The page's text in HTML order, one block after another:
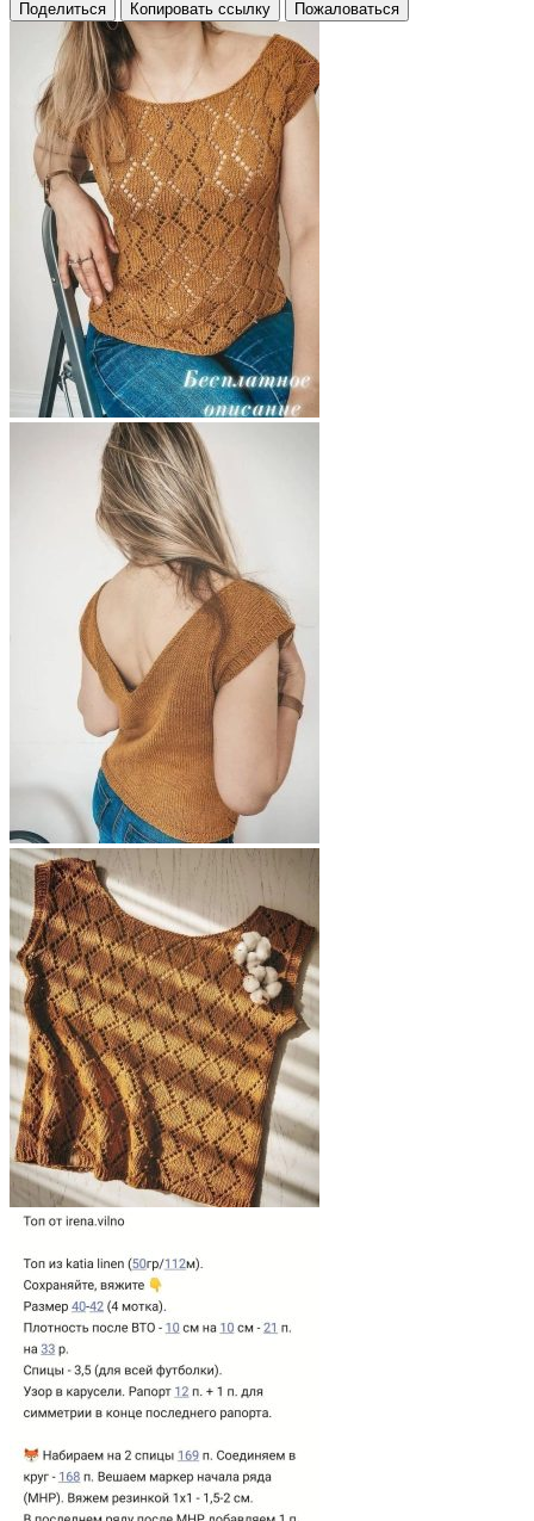
Поделиться Копировать ссылку Пожаловаться